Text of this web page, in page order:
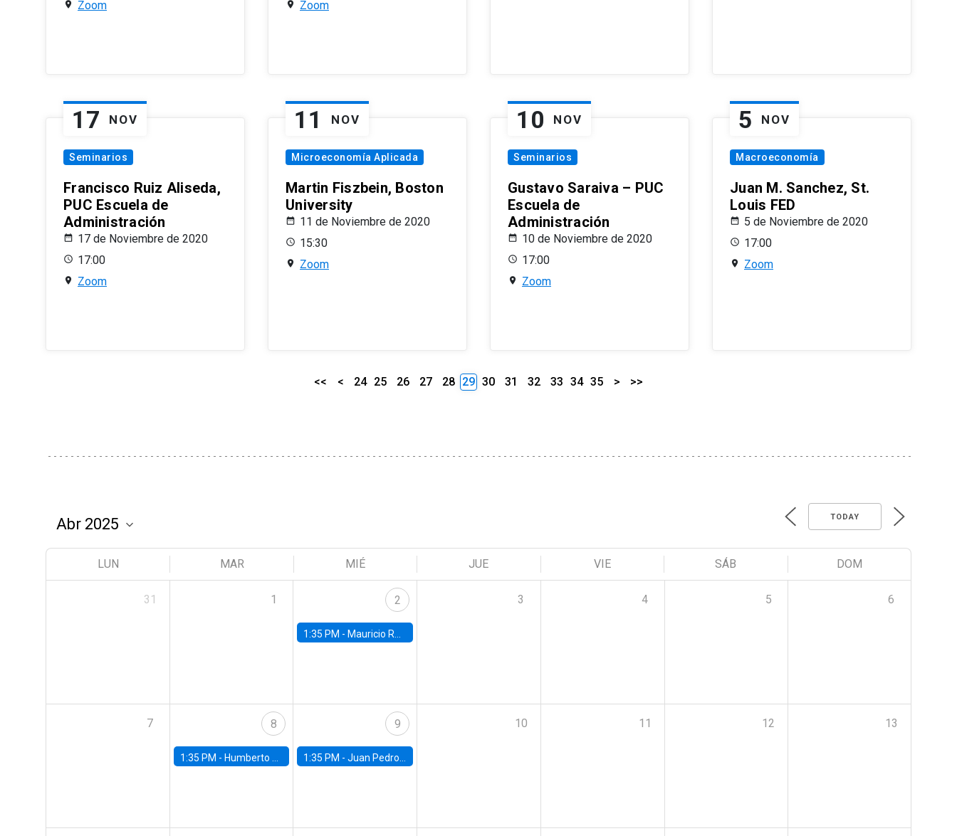
Zoom
Zoom
17 NOV
Seminarios
Francisco Ruiz Aliseda,
PUC Escuela de
Administración
17 de Noviembre de 2020
17:00
Zoom
11 NOV
Microeconomía Aplicada
Martin Fiszbein, Boston
University
11 de Noviembre de 2020
15:30
Zoom
10 NOV
Seminarios
Gustavo Saraiva – PUC
Escuela de
Administración
10 de Noviembre de 2020
17:00
Zoom
5 NOV
Macroeconomía
Juan M. Sanchez, St.
Louis FED
5 de Noviembre de 2020
17:00
Zoom
<< < 24 25 26 27 28 29 30 31 32 33 34 35 > >>
TODAY
LUN MAR MIÉ JUE VIE SÁB DOM
31 1 2
1:35 PM - Mauricio Romero, ITAM
3 4 5 6
7 8
1:35 PM - Humberto Martínez, Universidad de Chile
9
1:35 PM -Juan Pedro Ronconi, Universidad de Los Andes
10 11 12 13